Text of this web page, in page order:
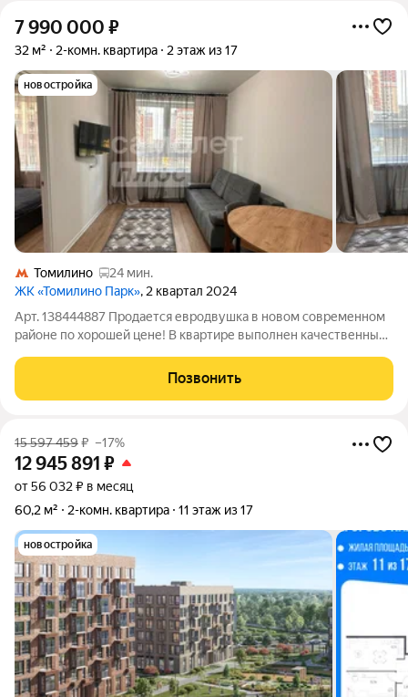
7 990 000 ₽
32 м² 2-комн. квартира 2 этаж из 17
новостройка
Томилино
24 мин.
ЖК «Томилино Парк», 2 квартал 2024
Арт. 138444887 Продается евродвушка в новом современном
районе по хорошей цене! В квартире выполнен качественный
укомплектована мебелью и техникой, все есть для
комфортного проживания, не хватает только
Позвонить
15 597 459₽ –17%
12 945 891 ₽
от 56 032 ₽ в месяц
60,2 м²
2-комн. квартира 11 этаж из 17
новостройка